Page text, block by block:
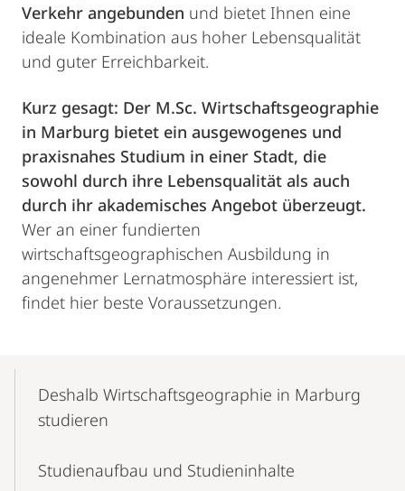
Verkehr angebunden und bietet Ihnen eine
ideale Kombination aus hoher Lebensqualität
und guter Erreichbarkeit.
Kurz gesagt: Der M.Sc. Wirtschaftsgeographie
in Marburg bietet ein ausgewogenes und
praxisnahes Studium in einer Stadt, die
sowohl durch ihre Lebensqualität als auch
durch ihr akademisches Angebot überzeugt.
Wer an einer fundierten
wirtschaftsgeographischen Ausbildung in
angenehmer Lernatmosphäre interessiert ist,
findet hier beste Voraussetzungen.
NavigationDeshalb Wirtschaftsgeographie in Marburg
studieren
Studienaufbau und Studieninhalte